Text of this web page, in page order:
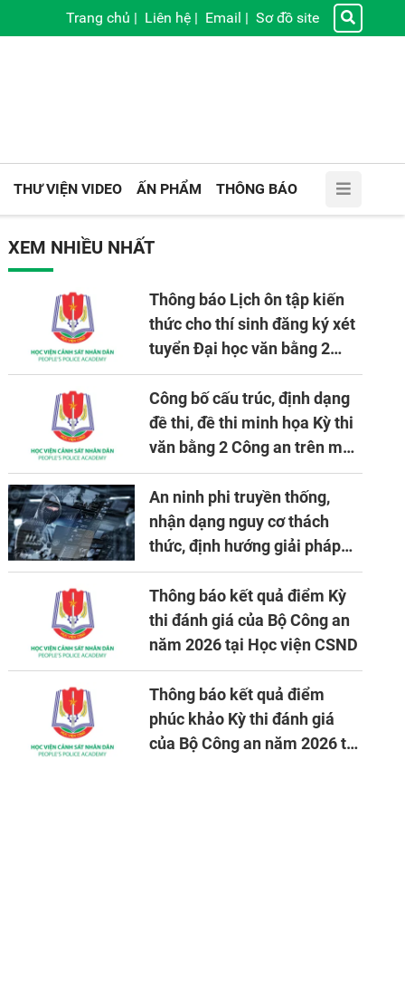
Trang chủ | Liên hệ | Email | Sơ đồ site
THƯ VIỆN VIDEO ẤN PHẨM THÔNG BÁO
XEM NHIỀU NHẤT
Thông báo Lịch ôn tập kiến
thức cho thí sinh đăng ký xét
tuyển Đại học văn bằng 2
tuyển mới, mở tại Học viện
CSND năm học 2026 - 2027
Công bố cấu trúc, định dạng
đề thi, đề thi minh họa Kỳ thi
văn bằng 2 Công an trên máy
tính
An ninh phi truyền thống,
nhận dạng nguy cơ thách
thức, định hướng giải pháp
đảm bảo an ninh quốc gia
trong tình hình hiện nay
Thông báo kết quả điểm Kỳ
thi đánh giá của Bộ Công an
năm 2026 tại Học viện CSND
Thông báo kết quả điểm
phúc khảo Kỳ thi đánh giá
của Bộ Công an năm 2026 tại